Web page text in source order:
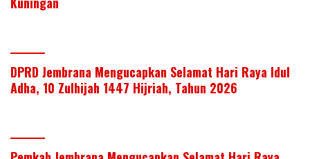
DPRD Jembrana Mengucapkan Selamat Hari Raya Idul
Adha, 10 Zulhijah 1447 Hijriah, Tahun 2026